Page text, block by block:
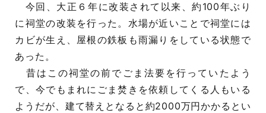
今回、大正６年に改装されて以来、約100年ぶり
に祠堂の改装を行った。水場が近いことで祠堂には
カビが生え、屋根の鉄板も雨漏りをしている状態で
あった。
昔はこの祠堂の前でごま法要を行っていたよう
で、今でもまれにごま焚きを依頼してくる人もいる
ようだが、建て替えとなると約2000万円かかるとい